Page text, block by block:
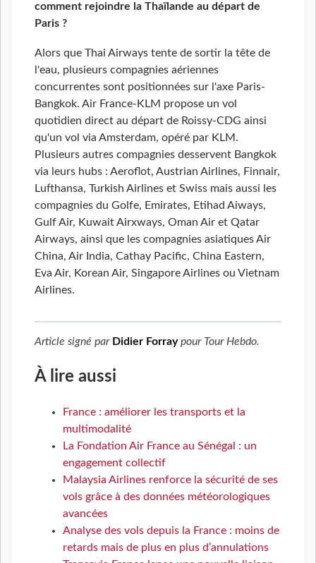
comment rejoindre la Thaïlande au départ de
Paris ?
Alors que Thai Airways tente de sortir la tête de
l'eau, plusieurs compagnies aériennes
concurrentes sont positionnées sur l'axe Paris-
Bangkok. Air France-KLM propose un vol
quotidien direct au départ de Roissy-CDG ainsi
qu'un vol via Amsterdam, opéré par KLM.
Plusieurs autres compagnies desservent Bangkok
via leurs hubs : Aeroflot, Austrian Airlines, Finnair,
Lufthansa, Turkish Airlines et Swiss mais aussi les
compagnies du Golfe, Emirates, Etihad Aiways,
Gulf Air, Kuwait Airxways, Oman Air et Qatar
Airways, ainsi que les compagnies asiatiques Air
China, Air India, Cathay Pacific, China Eastern,
Eva Air, Korean Air, Singapore Airlines ou Vietnam
Airlines.
Article signé par Didier Forraypour Tour Hebdo.
À lire aussi
France : améliorer les transports et la
multimodalité
La Fondation Air France au Sénégal : un
engagement collectif
Malaysia Airlines renforce la sécurité de ses
vols grâce à des données météorologiques
avancées
Analyse des vols depuis la France : moins de
retards mais de plus en plus d’annulations